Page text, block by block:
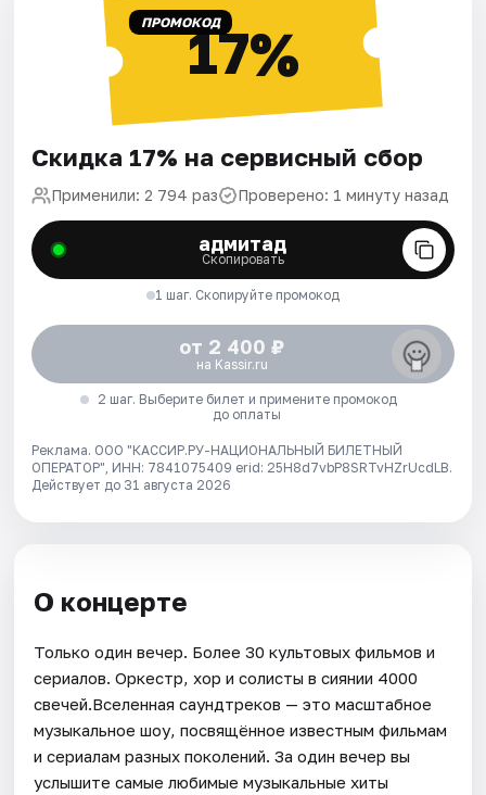
ПРОМОКОД17%
Скидка 17% на сервисный сбор
Применили: 2 794 раз Проверено: 1 минуту назад
адмитад
Скопировать
1 шаг. Скопируйте промокод
от 2 400 ₽
на Kassir.ru
2 шаг. Выберите билет и примените промокод
до оплаты
Реклама. ООО "КАССИР.РУ-НАЦИОНАЛЬНЫЙ БИЛЕТНЫЙ
ОПЕРАТОР", ИНН: 7841075409 erid: 25H8d7vbP8SRTvHZrUcdLB.
Действует до 31 августа 2026
О концерте
Только один вечер. Более 30 культовых фильмов и
сериалов. Оркестр, хор и солисты в сиянии 4000
свечей.Вселенная саундтреков — это масштабное
музыкальное шоу, посвящённое известным фильмам
и сериалам разных поколений. За один вечер вы
услышите самые любимые музыкальные хиты